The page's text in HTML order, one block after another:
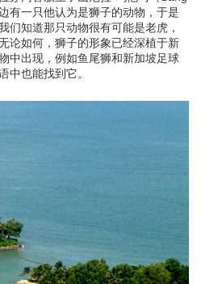
有一只他认为是狮子的动物，于是
们知道那只动物很有可能是老虎，
论如何，狮子的形象已经深植于新
中出现，例如鱼尾狮和新加坡足球
中也能找到它。